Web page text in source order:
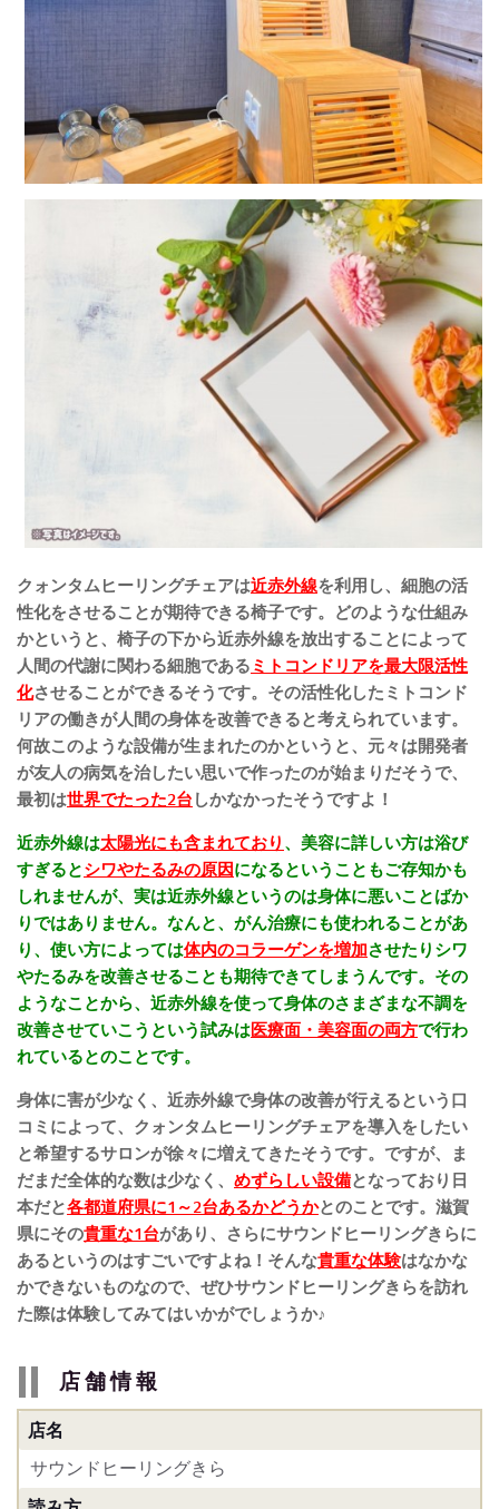
クォンタムヒーリングチェアは近赤外線を利用し、細胞の活
性化をさせることが期待できる椅子です。どのような仕組み
かというと、椅子の下から近赤外線を放出することによって
人間の代謝に関わる細胞である ミトコンドリアを最大限活性
化させることができるそうです。その活性化したミトコンド
リアの働きが人間の身体を改善できると考えられています。
何故このような設備が生まれたのかというと、 元々は開発者
が友人の病気を治したい思いで作ったのが始まりだそうで、
最初は世界でたった2台 しかなかったそうですよ！
近赤外線は太陽光にも含まれており 、美容に詳しい方は浴び
すぎるとシワやたるみの原因になるということもご存知かも
しれませんが、実は近赤外線というのは身体に悪いことばか
りではありません。なんと、がん治療にも使われることがあ
り、使い方によっては体内のコラーゲンを増加させたりシワ
やたるみを改善させることも期待できてしまうんです。その
ようなことから、近赤外線を使って身体のさまざまな不調を
改善させていこうという試みは医療面・美容面の両方で行わ
れているとのことです。
身体に害が少なく、近赤外線で身体の改善が行えるという口
コミによって、クォンタムヒーリングチェアを導入をしたい
と希望するサロンが徐々に増えてきたそうです。ですが、ま
だまだ全体的な数は少なく、 めずらしい設備となっており日
本だと各都道府県に1～2台あるかどうかとのことです。滋賀
県にその貴重な1台があり、さらにサウンドヒーリングきらに
あるというのはすごいですよね！そんな貴重な体験はなかな
かできないものなので、ぜひサウンドヒーリングきらを訪れ
た際は体験してみてはいかがでしょうか♪
店舗情報
店名
サウンドヒーリングきら